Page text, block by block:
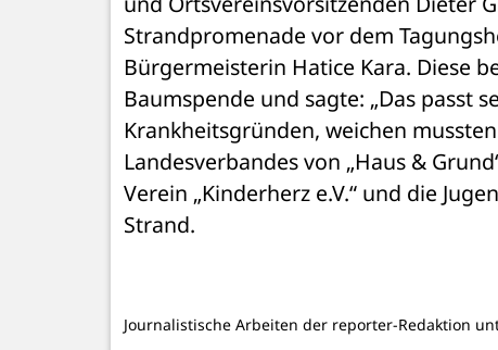
Strandpromenade vor dem
Bürgermeisterin Hatice Kara. Diese
Baumspende und sagte: „Das passt
Krankheitsgründen, weichen
Landesverbandes von „Haus &
Verein „Kinderherz e.V.“ und die
Strand.
Journalistische Arbeiten der reporter-Redaktion